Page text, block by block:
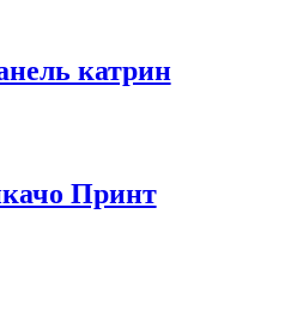
катрин
Принт